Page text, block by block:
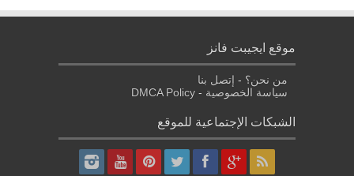
موقع ايجيبت فانز
من نحن؟ - إتصل بنا
سياسة الخصوصية -
DMCA Policy
الشبكات الإجتماعية للموقع